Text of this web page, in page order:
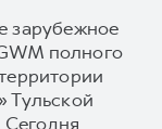
зарубежное
полного
Тульской
Сегодня